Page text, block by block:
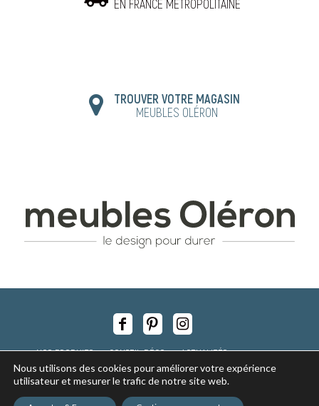
EN FRANCE MÉTROPOLITAINE
TROUVER VOTRE MAGASIN
MEUBLES OLÉRON
NOS PRODUITS CONSEIL DÉCO
ACTUALITÉS
NOS MAGASINS
RECRUTEMENT
Nous utilisons des cookies pour améliorer votre expérience
utilisateur et mesurer le trafic de notre site web.